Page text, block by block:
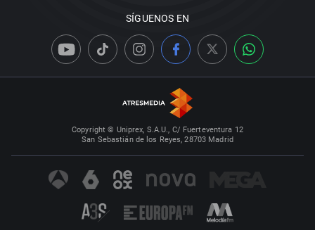
SÍGUENOS EN
Copyright © Uniprex, S.A.U., C/ Fuerteventura 12
San Sebastián de los Reyes, 28703 Madrid